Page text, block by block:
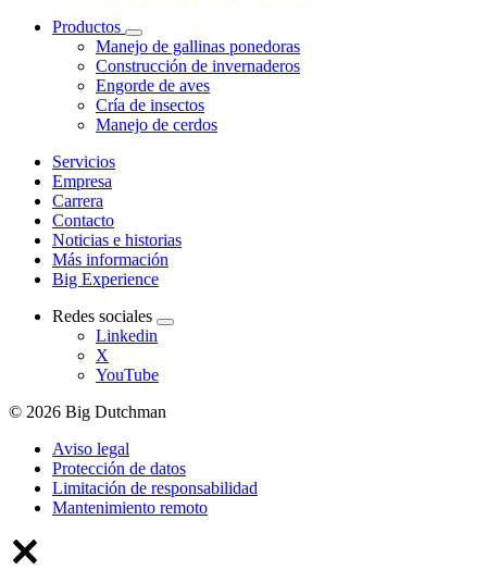
Productos
Manejo de gallinas ponedoras
Construcción de invernaderos
Engorde de aves
Cría de insectos
Manejo de cerdos
Servicios
Empresa
Carrera
Contacto
Noticias e historias
Más información
Big Experience
Redes sociales
Linkedin
X
YouTube
© 2026 Big Dutchman
Aviso legal
Protección de datos
Limitación de responsabilidad
Mantenimiento remoto